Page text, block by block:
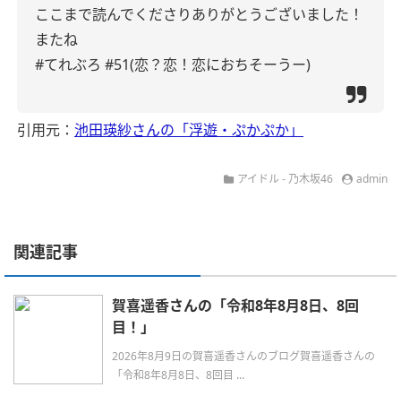
ここまで読んでくださりありがとうございました！
またね
#てれぶろ #51(恋？恋！恋におちそーうー)
引用元： 池田瑛紗さんの「浮遊・ぷかぷか」
アイドル - 乃木坂46 admin
関連記事
賀喜遥香さんの「令和8年8月8日、8回
目！」
2026年8月9日の賀喜遥香さんのブログ賀喜遥香さんの
「令和8年8月8日、8回目 ...